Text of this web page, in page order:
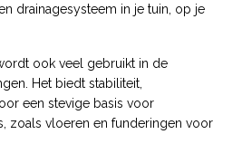
drainagesysteem in je tuin, op je
ook veel gebruikt in de
Het biedt stabiliteit,
een stevige basis voor
zoals vloeren en funderingen voor